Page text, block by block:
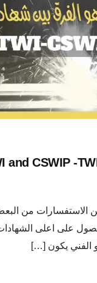
من الاستفسارات من
على اعلى
الفني يكون […]